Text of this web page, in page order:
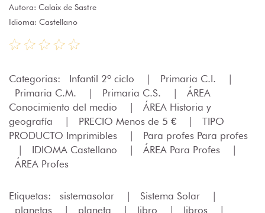
Autora: Calaix de Sastre
Idioma: Castellano
Categorias: Infantil 2º ciclo | Primaria C.I.
|
Primaria C.M.
| Primaria C.S. |
ÁREA
Conocimiento del medio
|
ÁREA Historia y
geografía
| PRECIO Menos de 5 € |
TIPO
PRODUCTO Imprimibles
|
Para profes Para profes
|
IDIOMA Castellano | ÁREA Para Profes
|
ÁREA Profes
Etiquetas: sistemasolar | Sistema Solar
|
planetas
| planeta | libro | libros
|